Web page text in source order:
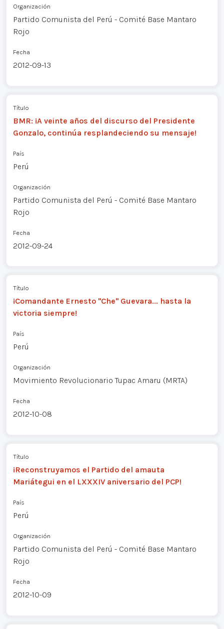
Organización
Partido Comunista del Perú - Comité Base Mantaro
Rojo
Fecha
2012-09-13
Título
BMR: ¡A veinte años del discurso del Presidente
Gonzalo, continúa resplandeciendo su mensaje!
País
Perú
Organización
Partido Comunista del Perú - Comité Base Mantaro
Rojo
Fecha
2012-09-24
Título
¡Comandante Ernesto "Che" Guevara... hasta la
victoria siempre!
País
Perú
Organización
Movimiento Revolucionario Tupac Amaru (MRTA)
Fecha
2012-10-08
Título
¡Reconstruyamos el Partido del amauta
Mariátegui en el LXXXIV aniversario del PCP!
País
Perú
Organización
Partido Comunista del Perú - Comité Base Mantaro
Rojo
Fecha
2012-10-09